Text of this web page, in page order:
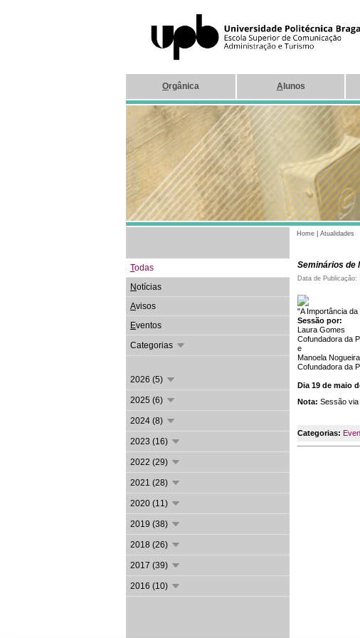
Orgânica A lunos
Home Atualidades
Todas
Notícias
Avisos
Eventos
Categorias
2026 (5)
2025 (6)
2024 (8)
2023 (16)
2022 (29)
2021 (28)
2020 (11)
2019 (38)
2018 (26)
2017 (39)
2016 (10)
Seminários de
Data de Publicação:
"A Importância
Sessão por:
Laura Gomes
Cofundadora da
e
Manoela Nogueira
Cofundadora da
Dia 19 de maio
Nota: Sessão via
Categorias: